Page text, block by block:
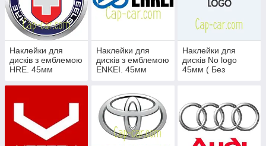
Наклейки для
дисків з емблемою
HRE. 45мм
Наклейки для
дисків з емблемою
ENKEI. 45мм
Наклейки для
дисків No logo
45мм ( Без